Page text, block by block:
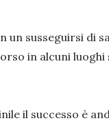
susseguirsi di
in alcuni luoghi
il successo è